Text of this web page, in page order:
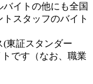
イトの他にも全国
スタッフのバイト
(東証スタンダー
です（なお、職業